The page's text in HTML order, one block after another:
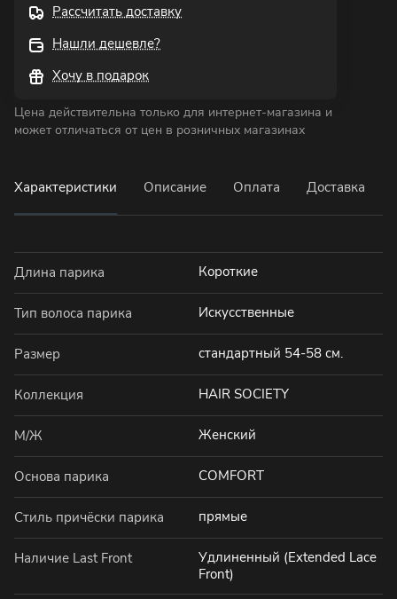
Рассчитать доставку
Нашли дешевле?
Хочу в подарок
Цена действительна только для интернет-магазина и
может отличаться от цен в розничных магазинах
Характеристики Описание Оплата Доставка
Длина парика Короткие
Тип волоса парика Искусственные
Размер стандартный 54-58 см.
Коллекция HAIR SOCIETY
М/Ж Женский
Основа парика COMFORT
Стиль причёски парика прямые
Наличие Last Front
Удлиненный (Extended Lace
Front)